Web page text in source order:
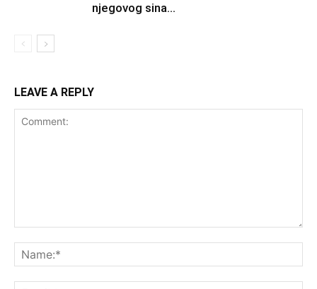
njegovog sina...
LEAVE A REPLY